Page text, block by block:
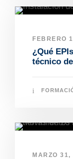
FEBRERO
¿Qué
técnico
MARZO 31,